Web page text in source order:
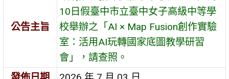
公告主旨
10日假臺中市立臺中女子高級中等學
校舉辦之「AI × Map Fusion創作實驗
室：活用AI玩轉國家底圖教學研習
會」，請查照。